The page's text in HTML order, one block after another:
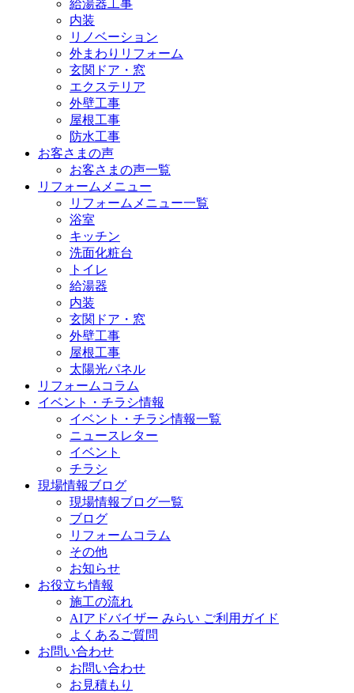
給湯器工事
内装
リノベーション
外まわりリフォーム
玄関ドア・窓
エクステリア
外壁工事
屋根工事
防水工事
お客さまの声
お客さまの声一覧
リフォームメニュー
リフォームメニュー一覧
浴室
キッチン
洗面化粧台
トイレ
給湯器
内装
玄関ドア・窓
外壁工事
屋根工事
太陽光パネル
リフォームコラム
イベント・チラシ情報
イベント・チラシ情報一覧
ニュースレター
イベント
チラシ
現場情報ブログ
現場情報ブログ一覧
ブログ
リフォームコラム
その他
お知らせ
お役立ち情報
施工の流れ
AIアドバイザー みらい ご利用ガイド
よくあるご質問
お問い合わせ
お問い合わせ
お見積もり